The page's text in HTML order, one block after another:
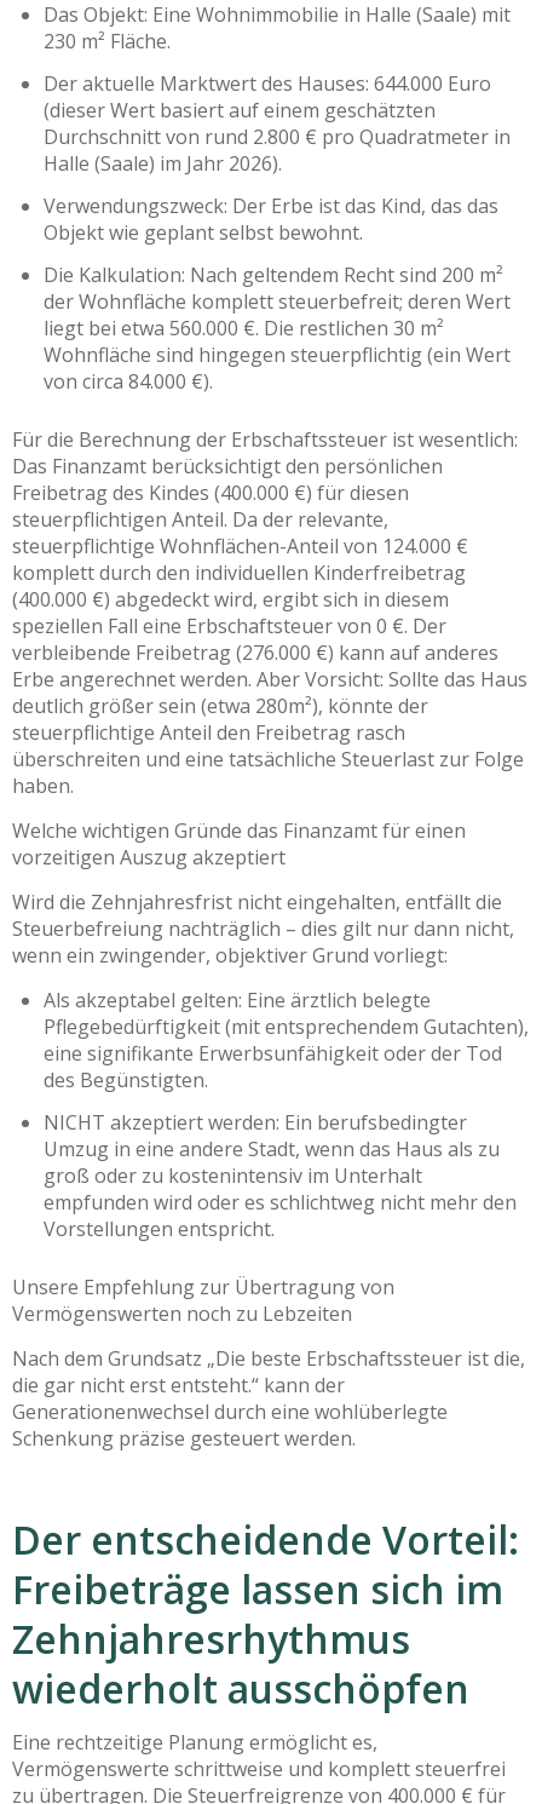
Das Objekt: Eine Wohnimmobilie in Halle (Saale) mit
230 m² Fläche.
Der aktuelle Marktwert des Hauses: 644.000 Euro
(dieser Wert basiert auf einem geschätzten
Durchschnitt von rund 2.800 € pro Quadratmeter in
Halle (Saale) im Jahr 2026).
Verwendungszweck: Der Erbe ist das Kind, das das
Objekt wie geplant selbst bewohnt.
Die Kalkulation: Nach geltendem Recht sind 200 m²
der Wohnfläche komplett steuerbefreit; deren Wert
liegt bei etwa 560.000 €. Die restlichen 30 m²
Wohnfläche sind hingegen steuerpflichtig (ein Wert
von circa 84.000 €).
Für die Berechnung der Erbschaftssteuer ist wesentlich:
Das Finanzamt berücksichtigt den persönlichen
Freibetrag des Kindes (400.000 €) für diesen
steuerpflichtigen Anteil. Da der relevante,
steuerpflichtige Wohnflächen-Anteil von 124.000 €
komplett durch den individuellen Kinderfreibetrag
(400.000 €) abgedeckt wird, ergibt sich in diesem
speziellen Fall eine Erbschaftsteuer von 0 €. Der
verbleibende Freibetrag (276.000 €) kann auf anderes
Erbe angerechnet werden. Aber Vorsicht: Sollte das Haus
deutlich größer sein (etwa 280m²), könnte der
steuerpflichtige Anteil den Freibetrag rasch
überschreiten und eine tatsächliche Steuerlast zur Folge
haben.
Welche wichtigen Gründe das Finanzamt für einen
vorzeitigen Auszug akzeptiert
Wird die Zehnjahresfrist nicht eingehalten, entfällt die
Steuerbefreiung nachträglich – dies gilt nur dann nicht,
wenn ein zwingender, objektiver Grund vorliegt:
Als akzeptabel gelten: Eine ärztlich belegte
Pflegebedürftigkeit (mit entsprechendem Gutachten),
eine signifikante Erwerbsunfähigkeit oder der Tod
des Begünstigten.
NICHT akzeptiert werden: Ein berufsbedingter
Umzug in eine andere Stadt, wenn das Haus als zu
groß oder zu kostenintensiv im Unterhalt
empfunden wird oder es schlichtweg nicht mehr den
Vorstellungen entspricht.
Unsere Empfehlung zur Übertragung von
Vermögenswerten noch zu Lebzeiten
Nach dem Grundsatz „Die beste Erbschaftssteuer ist die,
die gar nicht erst entsteht.“ kann der
Generationenwechsel durch eine wohlüberlegte
Schenkung präzise gesteuert werden.
Der entscheidende Vorteil:
Freibeträge lassen sich im
Zehnjahresrhythmus
wiederholt ausschöpfen
Eine rechtzeitige Planung ermöglicht es,
Vermögenswerte schrittweise und komplett steuerfrei
zu übertragen. Die Steuerfreigrenze von 400.000 € für